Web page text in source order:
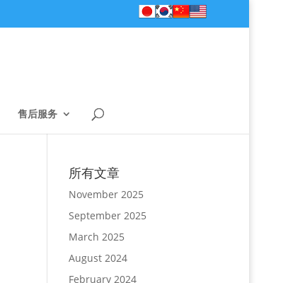
售后服务
所有文章
November 2025
September 2025
March 2025
August 2024
February 2024